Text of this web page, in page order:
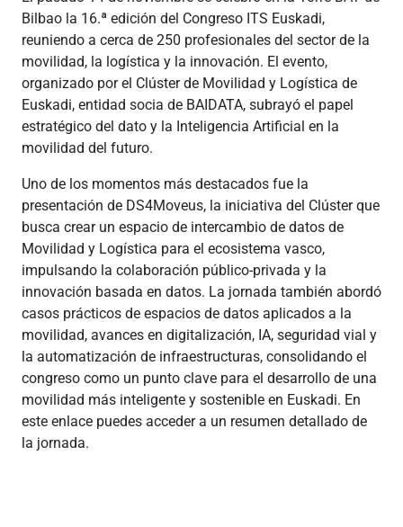
Bilbao la 16.ª edición del Congreso ITS Euskadi,
reuniendo a cerca de 250 profesionales del sector de la
movilidad, la logística y la innovación. El evento,
organizado por el Clúster de Movilidad y Logística de
Euskadi, entidad socia de BAIDATA, subrayó el papel
estratégico del dato y la Inteligencia Artificial en la
movilidad del futuro.
Uno de los momentos más destacados fue la
presentación de DS4Moveus, la iniciativa del Clúster que
busca crear un espacio de intercambio de datos de
Movilidad y Logística para el ecosistema vasco,
impulsando la colaboración público-privada y la
innovación basada en datos. La jornada también abordó
casos prácticos de espacios de datos aplicados a la
movilidad, avances en digitalización, IA, seguridad vial y
la automatización de infraestructuras, consolidando el
congreso como un punto clave para el desarrollo de una
movilidad más inteligente y sostenible en Euskadi. En
este enlace puedes acceder a un resumen detallado de
la jornada.